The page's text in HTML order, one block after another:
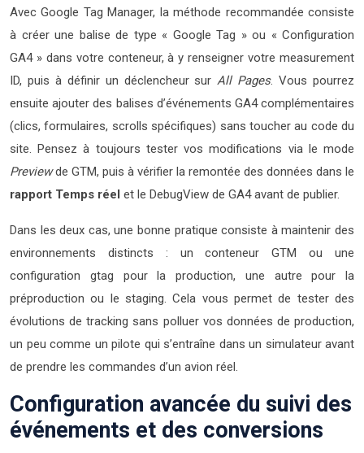
Avec Google Tag Manager, la méthode recommandée consiste
à créer une balise de type « Google Tag » ou « Configuration
GA4 » dans votre conteneur, à y renseigner votre measurement
ID, puis à définir un déclencheur surAll Pages. Vous pourrez
ensuite ajouter des balises d’événements GA4 complémentaires
(clics, formulaires, scrolls spécifiques) sans toucher au code du
site. Pensez à toujours tester vos modifications via le mode
Previewde GTM, puis à vérifier la remontée des données dans le
rapport Temps réel et le DebugView de GA4 avant de publier.
Dans les deux cas, une bonne pratique consiste à maintenir des
environnements distincts : un conteneur GTM ou une
configuration gtag pour la production, une autre pour la
préproduction ou le staging. Cela vous permet de tester des
évolutions de tracking sans polluer vos données de production,
un peu comme un pilote qui s’entraîne dans un simulateur avant
de prendre les commandes d’un avion réel.
Configuration avancée du suivi des
événements et des conversions